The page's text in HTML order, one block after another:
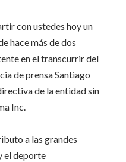
con ustedes hoy un
hace más de dos
en el transcurrir del
de prensa Santiago
de la entidad sin
Inc.
a las grandes
el deporte